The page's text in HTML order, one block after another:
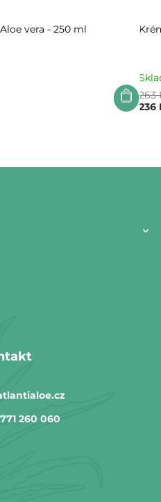
vera - 250 ml
263
236
260 060